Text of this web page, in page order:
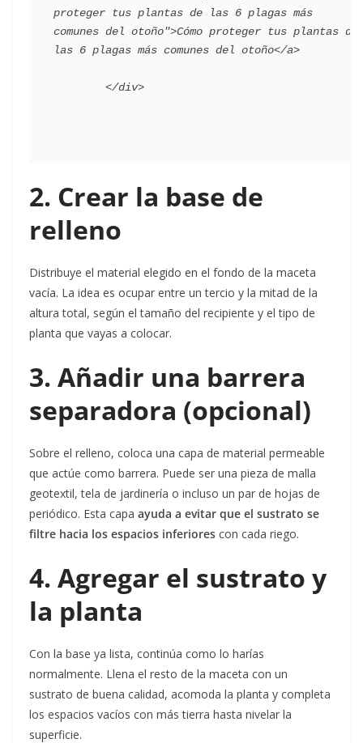
proteger tus plantas de las 6 plagas más
comunes del otoño">Cómo proteger tus plantas de
las 6 plagas más comunes del otoño</a>
2. Crear la base de
relleno
Distribuye el material elegido en el fondo de la maceta
vacía. La idea es ocupar entre un tercio y la mitad de la
altura total, según el tamaño del recipiente y el tipo de
planta que vayas a colocar.
3. Añadir una barrera
separadora (opcional)
Sobre el relleno, coloca una capa de material permeable
que actúe como barrera. Puede ser una pieza de malla
geotextil, tela de jardinería o incluso un par de hojas de
periódico. Esta capa ayuda a evitar que el sustrato se
filtre hacia los espacios inferiores con cada riego.
4. Agregar el sustrato y
la planta
Con la base ya lista, continúa como lo harías
normalmente. Llena el resto de la maceta con un
sustrato de buena calidad, acomoda la planta y completa
los espacios vacíos con más tierra hasta nivelar la
superficie.